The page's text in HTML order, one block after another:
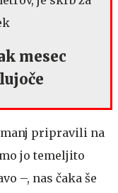
mesec
manj pripravili na
jo temeljito
–, nas čaka še